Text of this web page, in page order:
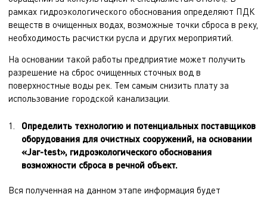
рамках гидроэкологического обоснования определяют ПДК
веществ в очищенных водах, возможные точки сброса в реку,
необходимость расчистки русла и других мероприятий.
На основании такой работы предприятие может получить
разрешение на сброс очищенных сточных вод в
поверхностные воды рек. Тем самым снизить плату за
использование городской канализации.
Определить технологию и потенциальных поставщиков
оборудования для очистных сооружений, на основании
«Jar-test», гидроэкологического обоснования
возможности сброса в речной объект.
Вся полученная на данном этапе информация будет